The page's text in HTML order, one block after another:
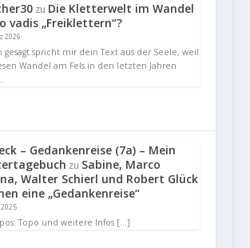
zu Die Kletterwelt im Wandel
vadis „Freiklettern“?
2026
gesagt spricht mir dein Text aus der Seele, weil
Wandel am Fels in den letzten Jahren
– Gedankenreise (7a) – Mein
zu Sabine, Marco
Walter Schierl und Robert Glück
eine „Gedankenreise“
Topo und weitere Infos […]